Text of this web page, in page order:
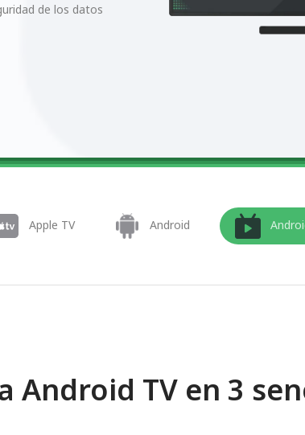
de los datos
Apple TV Android
Android TV en 3